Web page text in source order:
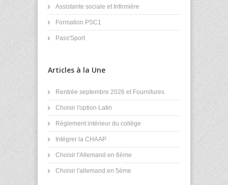
Assistante sociale et Infirmière
Formation PSC1
Pass'Sport
Articles à la Une
Rentrée septembre 2026 et Fournitures
Choisir l'option Latin
Réglement intérieur du collège
Intégrer la CHAAP
Choisir l'Allemand en 6ème
Choisir l'allemand en 5ème